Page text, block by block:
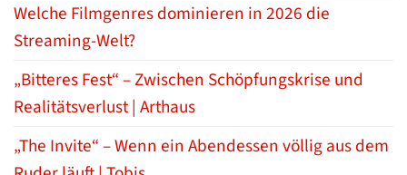
Welche Filmgenres dominieren in 2026 die
Streaming-Welt?
„Bitteres Fest“ – Zwischen Schöpfungskrise und
Realitätsverlust | Arthaus
„The Invite“ – Wenn ein Abendessen völlig aus dem